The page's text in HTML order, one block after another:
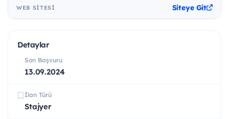
WEB SITESI Siteye Git
Detaylar
Son Başvuru
13.09.2024
İlan Türü
Stajyer